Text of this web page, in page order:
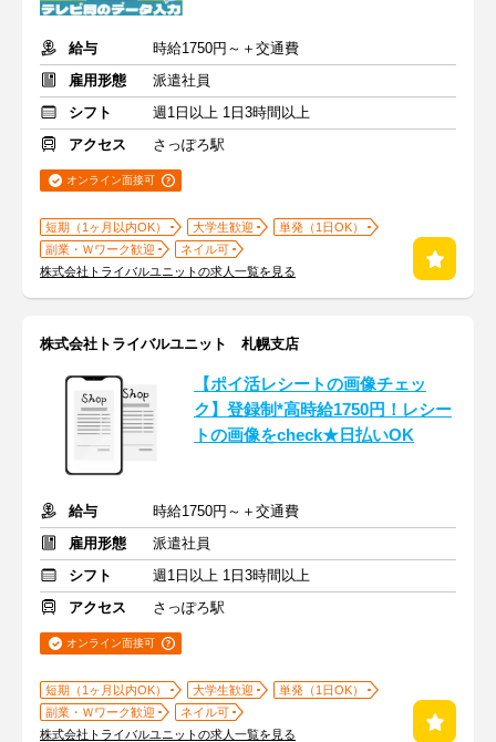
給与
時給1750円～＋交通費
雇用形態
派遣社員
シフト
週1日以上 1日3時間以上
アクセス
さっぽろ駅
オンライン面接可
短期（1ヶ月以内OK） 大学生歓迎
単発（1日OK）
副業・Ｗワーク歓迎
ネイル可
株式会社トライバルユニットの求人一覧を見る
株式会社トライバルユニット 札幌支店
【ポイ活レシートの画像チェッ
ク】登録制*高時給1750円！レシー
トの画像をcheck★日払いOK
給与
時給1750円～＋交通費
雇用形態
派遣社員
シフト
週1日以上 1日3時間以上
アクセス
さっぽろ駅
オンライン面接可
短期（1ヶ月以内OK） 大学生歓迎
単発（1日OK）
副業・Ｗワーク歓迎
ネイル可
株式会社トライバルユニットの求人一覧を見る